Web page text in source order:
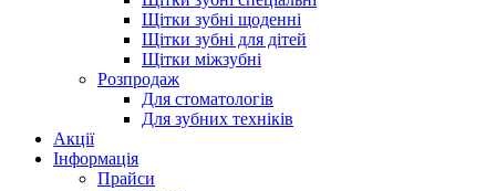
Щітки зубні щоденні
Щітки зубні для дітей
Щітки міжзубні
Розпродаж
Для стоматологів
Для зубних техніків
Акції
Інформація
Прайси